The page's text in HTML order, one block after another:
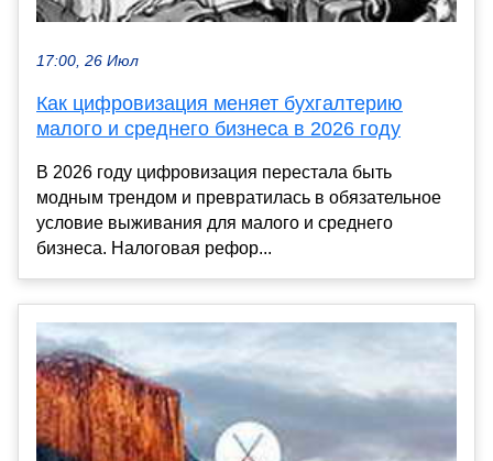
17:00, 26 Июл
Как цифровизация меняет бухгалтерию
малого и среднего бизнеса в 2026 году
В 2026 году цифровизация перестала быть
модным трендом и превратилась в обязательное
условие выживания для малого и среднего
бизнеса. Налоговая рефор...